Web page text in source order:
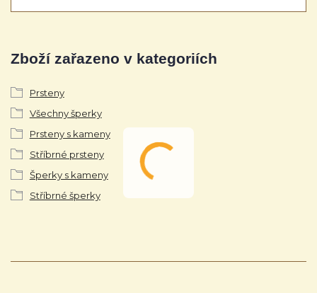
Zboží zařazeno v kategoriích
Prsteny
Všechny šperky
Prsteny s kameny
Stříbrné prsteny
Šperky s kameny
Stříbrné šperky